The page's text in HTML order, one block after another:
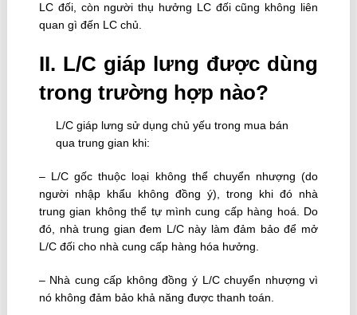
LC đối, còn người thụ hưởng LC đối cũng không liên
quan gì đến LC chủ.
II. L/C giáp lưng được dùng
trong trường hợp nào?
L/C giáp lưng sử dụng chủ yếu trong mua bán
qua trung gian khi:
– L/C gốc thuộc loại không thể chuyển nhượng (do
người nhập khẩu không đồng ý), trong khi đó nhà
trung gian không thể tự mình cung cấp hàng hoá. Do
đó, nhà trung gian đem L/C này làm đảm bảo để mở
L/C đối cho nhà cung cấp hàng hóa hưởng.
– Nhà cung cấp không đồng ý L/C chuyển nhượng vì
nó không đảm bảo khả năng được thanh toán.